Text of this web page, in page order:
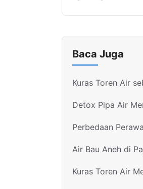
Baca Juga
Kuras Toren Air
Detox Pipa Air
Perbedaan
Air Bau Aneh di
Kuras Toren Air